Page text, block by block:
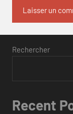
Rechercher
Recent